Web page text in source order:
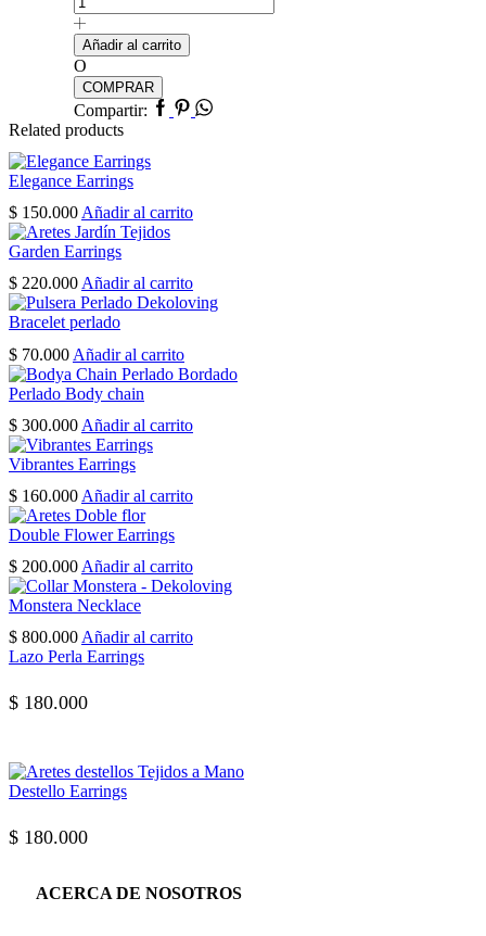
Choker
cantidad
Añadir al carrito
O
COMPRAR
Compartir: Facebook
Pinterest
Whatsapp
Related products
Elegance Earrings
$ 150.000 Añadir al carrito
Garden Earrings
$ 220.000 Añadir al carrito
Bracelet perlado
$ 70.000 Añadir al carrito
Perlado Body chain
$ 300.000 Añadir al carrito
Vibrantes Earrings
$ 160.000 Añadir al carrito
Double Flower Earrings
$ 200.000 Añadir al carrito
Monstera Necklace
$ 800.000 Añadir al carrito
Lazo Perla Earrings
$ 180.000
Destello Earrings
$ 180.000
ACERCA DE NOSOTROS